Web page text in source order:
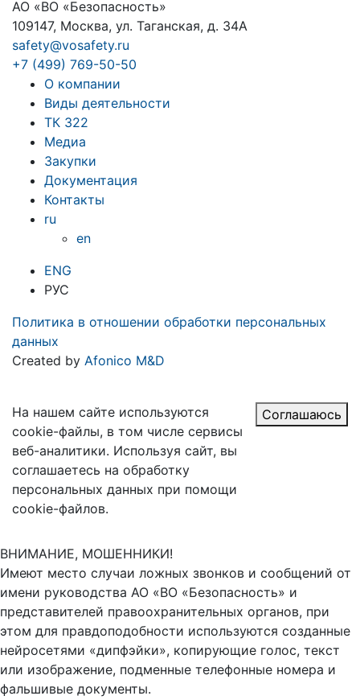
АО «ВО «Безопасность»
109147, Москва, ул. Таганская, д. 34А
safety@vosafety.ru
+7 (499) 769-50-50
О компании
Виды деятельности
ТК 322
Медиа
Закупки
Документация
Контакты
ru
en
ENG
РУС
Политика в отношении обработки персональных
данных
Created by Afonico M&D
На нашем сайте используются
cookie-файлы, в том числе сервисы
веб-аналитики. Используя сайт, вы
соглашаетесь на обработку
персональных данных при помощи
cookie-файлов.
Соглашаюсь
ВНИМАНИЕ, МОШЕННИКИ!
Имеют место случаи ложных звонков и сообщений от
имени руководства АО «ВО «Безопасность» и
представителей правоохранительных органов, при
этом для правдоподобности используются созданные
нейросетями «дипфэйки», копирующие голос, текст
или изображение, подменные телефонные номера и
фальшивые документы.